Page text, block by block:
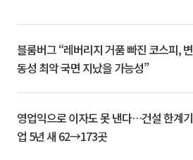
블룸버그 “레버리지 거품 빠진 코스피, 변
동성 최악 국면 지났을 가능성”
영업익으로 이자도 못 낸다…건설 한계기
업 5년 새 62→173곳